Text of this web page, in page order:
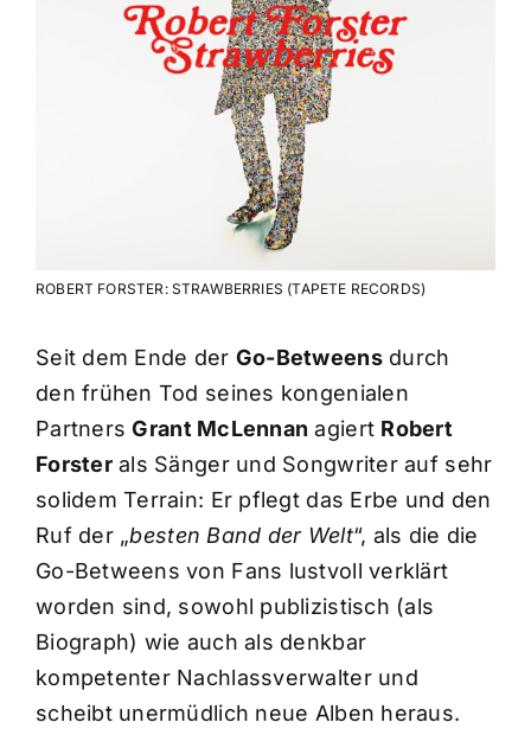
ROBERT FORSTER: STRAWBERRIES (TAPETE RECORDS)
Seit dem Ende der Go-Betweensdurch
den frühen Tod seines kongenialen
PartnersGrant McLennan agiert Robert
Forsterals Sänger und Songwriter auf sehr
solidem Terrain: Er pflegt das Erbe und den
Ruf der „besten Band der Welt“, als die die
Go-Betweens von Fans lustvoll verklärt
worden sind, sowohl publizistisch (als
Biograph) wie auch als denkbar
kompetenter Nachlassverwalter und
scheibt unermüdlich neue Alben heraus.